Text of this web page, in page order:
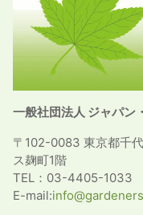
一般社団法人 ジャパン
〒102-0083 東京都千
ス麹町1階
TEL：03-4405-1033
E-mail: